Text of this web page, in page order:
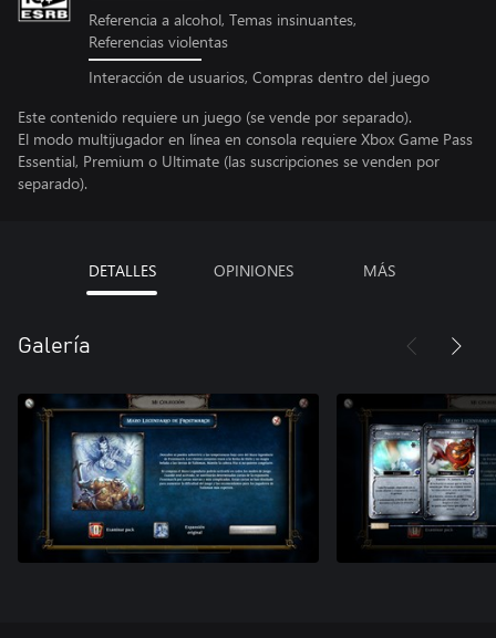
Referencia a alcohol, Temas insinuantes,
Referencias violentas
Interacción de usuarios, Compras dentro del juego
Este contenido requiere un juego (se vende por separado).
El modo multijugador en línea en consola requiere Xbox Game Pass
Essential, Premium o Ultimate (las suscripciones se venden por
separado).
DETALLES OPINIONES MÁS
Galería